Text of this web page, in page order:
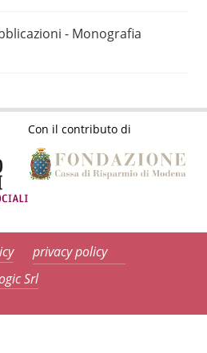
- Monografia
Con il contributo di
privacy policy
Srl